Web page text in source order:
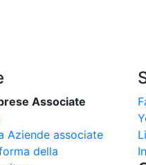
Associate
Aziende associate
della